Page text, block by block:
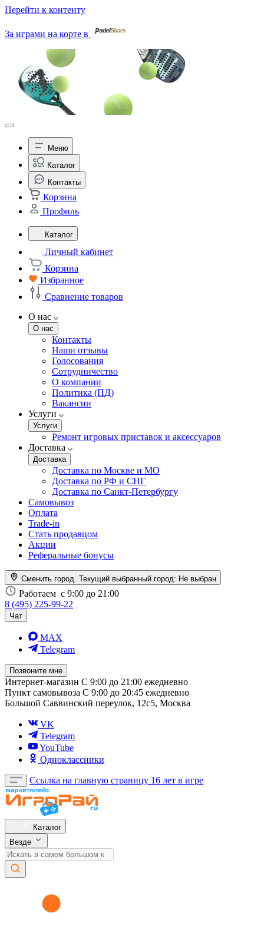
Перейти к контенту
За играми на корте в
Меню
Каталог
Контакты
Корзина
Профиль
Каталог
Личный кабинет
Корзина
Избранное
Сравнение товаров
О нас
О нас
Контакты
Наши отзывы
Голосования
Сотрудничество
О компании
Политика (ПД)
Вакансии
Услуги
Услуги
Ремонт игровых приставок и аксессуаров
Доставка
Доставка
Доставка по Москве и МО
Доставка по РФ и СНГ
Доставка по Санкт-Петербургу
Самовывоз
Оплата
Trade-in
Стать продавцом
Акции
Реферальные бонусы
Сменить город. Текущий выбранный город: Не выбран
Работаем с 9:00 до 21:00
8 (495) 225-99-22
Чат
MAX
Telegram
Позвоните мне
Интернет-магазин С 9:00 до 21:00 ежедневно
Пункт самовывоза С 9:00 до 20:45 ежедневно
Большой Саввинский переулок, 12с5, Москва
VK
Telegram
YouTube
Одноклассники
Ссылка на главную страницу 16 лет в игре
Каталог
Везде